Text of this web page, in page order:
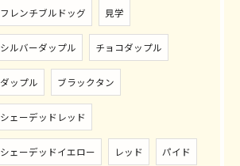
フレンチブルドッグ 見学
シルバーダップル チョコダップル
ダップル ブラックタン
シェーデッドレッド
シェーデッドイエロー レッド パイド